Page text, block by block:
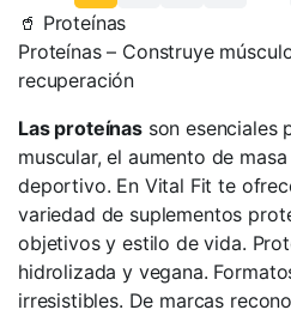
🥤 Proteínas
Proteínas – Construye
recuperación
Las proteínasson esenciales
muscular, el aumento de
deportivo. En Vital Fit te
variedad de suplementos
objetivos y estilo de vida.
hidrolizada y vegana.
irresistibles. De marcas